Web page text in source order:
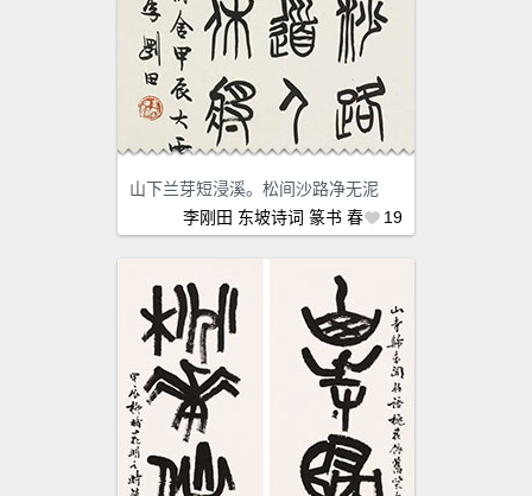
山下兰芽短浸溪。松间沙路净无泥
李刚田 东坡诗词 篆书 春 19